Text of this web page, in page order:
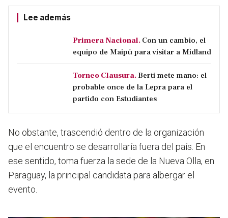
Lee además
Primera Nacional. Con un cambio, el
equipo de Maipú para visitar a Midland
Torneo Clausura. Berti mete mano: el
probable once de la Lepra para el
partido con Estudiantes
No obstante, trascendió dentro de la organización
que el encuentro se desarrollaría fuera del país. En
ese sentido, toma fuerza la sede de la Nueva Olla, en
Paraguay, la principal candidata para albergar el
evento.